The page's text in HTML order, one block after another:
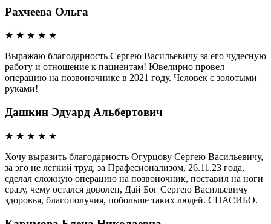
Рахчеева Ольга
★ ★ ★ ★ ★
Выражаю благодарность Сергею Васильевичу за его чудесную
работу и отношение к пациентам! Ювелирно провел
операцию на позвоночнике в 2021 году. Человек с золотыми
руками!
Дашкин Эдуард Альбертович
★ ★ ★ ★ ★
Хочу выразить благодарность Огурцову Сергею Васильевичу,
за эго не легкий труд, за Прафесионализом, 26.11.23 года,
сделал сложную операцию на позвоночник, поставил на ноги
сразу, чему остался доволен, Дай Бог Сергею Васильевичу
здоровья, благополучия, побольше таких людей. СПАСИБО.